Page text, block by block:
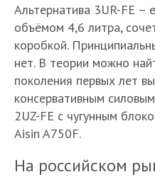
Альтернатива 3UR-FE –
объёмом 4,6 литра,
коробкой.
нет. В теории можно
поколения первых лет
консервативным
2UZ-FE с чугунным
Aisin A750F.
На российском